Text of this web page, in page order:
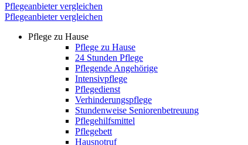
Pflegeanbieter vergleichen
Pflegeanbieter vergleichen
Pflege zu Hause
Pflege zu Hause
24 Stunden Pflege
Pflegende Angehörige
Intensivpflege
Pflegedienst
Verhinderungspflege
Stundenweise Seniorenbetreuung
Pflegehilfsmittel
Pflegebett
Hausnotruf